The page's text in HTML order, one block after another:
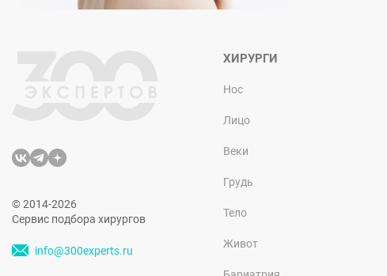
© 2014-2026
Сервис подбора хирургов
info@300experts.ru
ХИРУРГИ
Нос
Лицо
Веки
Грудь
Тело
Живот